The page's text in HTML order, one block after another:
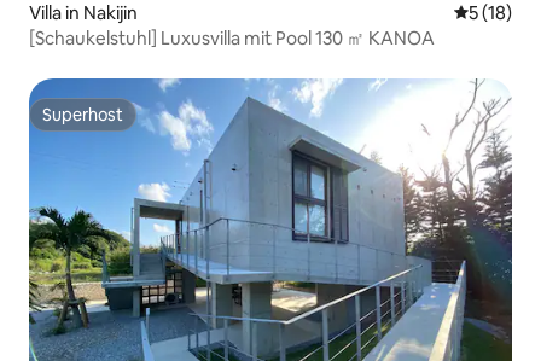
Villa in Nakijin
5 (18)
[Schaukelstuhl] Luxusvilla mit Pool 130 ㎡ KANOA
Superhost
Superhost